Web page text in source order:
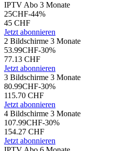
IPTV Abo 3 Monate
25CHF-44%
45 CHF
Jetzt abonnieren
2 Bildschirme 3 Monate
53.99CHF-30%
77.13 CHF
Jetzt abonnieren
3 Bildschirme 3 Monate
80.99CHF-30%
115.70 CHF
Jetzt abonnieren
4 Bildschirme 3 Monate
107.99CHF-30%
154.27 CHF
Jetzt abonnieren